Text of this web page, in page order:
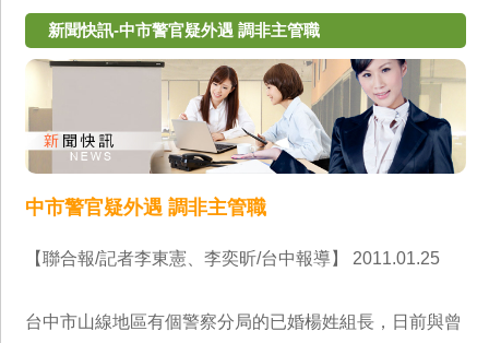
新聞快訊-中市警官疑外遇 調非主管職
中市警官疑外遇 調非主管職
【聯合報/記者李東憲、李奕昕/台中報導】 2011.01.25
台中市山線地區有個警察分局的已婚楊姓組長，日前與曾